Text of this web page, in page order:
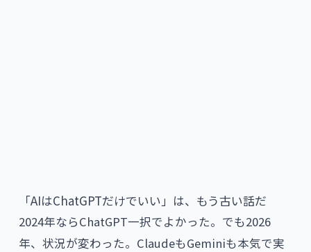
「AIはChatGPTだけでいい」は、もう古い話だ
2024年ならChatGPT一択でよかった。でも2026
年、状況が変わった。ClaudeもGeminiも本気で実